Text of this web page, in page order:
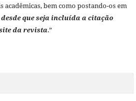
bem como postando-os em
desde que seja incluída a citação
da revista.”